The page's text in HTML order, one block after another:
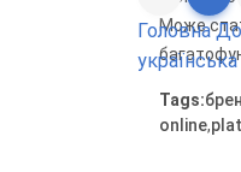
Головна
українська
Може
Tags:
online,